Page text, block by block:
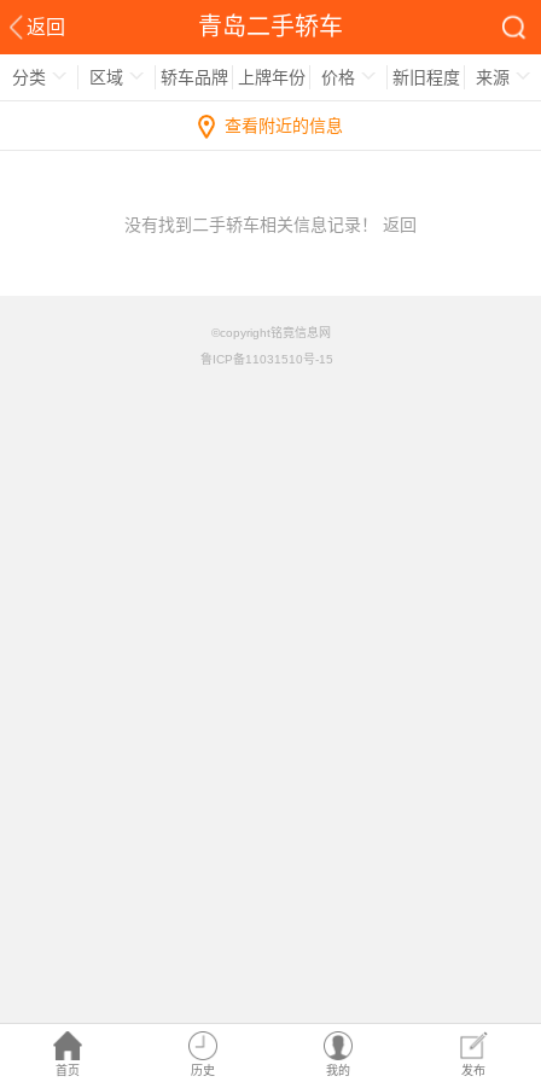
返回 青岛二手轿车
首页 历史 我的 发布
分类 区域 轿车品牌 上牌年份 价格 新旧程度 来源
查看附近的信息
没有找到二手轿车相关信息记录！ 返回
©copyright铭竟信息网
鲁ICP备11031510号-15